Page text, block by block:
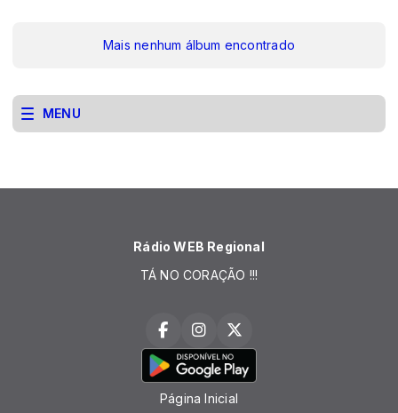
Mais nenhum álbum encontrado
MENU
Rádio WEB Regional
TÁ NO CORAÇÃO !!!
Página Inicial